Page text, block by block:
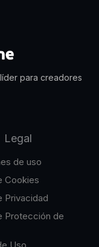
para creadores
Legal
de uso
Cookies
Privacidad
Protección de